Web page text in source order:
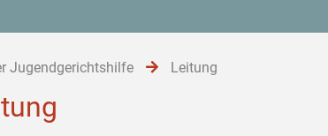
Jugendgerichtshilfe Leitung